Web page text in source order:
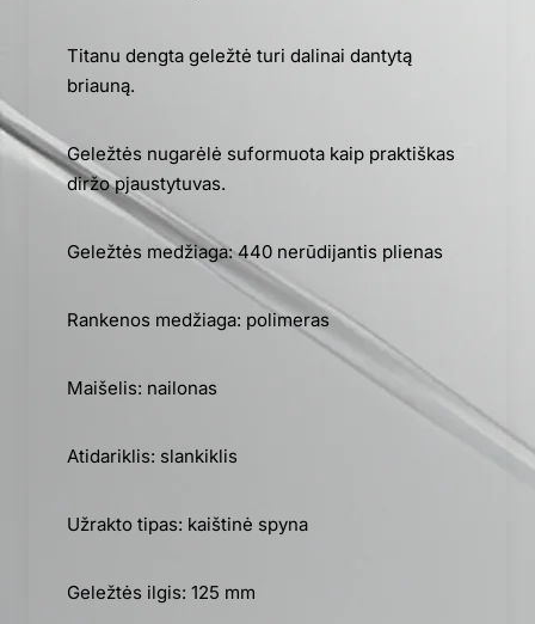
Titanu dengta geležtė turi dalinai dantytą
briauną.
Geležtės nugarėlė suformuota kaip praktiškas
diržo pjaustytuvas.
Geležtės medžiaga: 440 nerūdijantis plienas
Rankenos medžiaga: polimeras
Maišelis: nailonas
Atidariklis: slankiklis
Užrakto tipas: kaištinė spyna
Geležtės ilgis: 125 mm